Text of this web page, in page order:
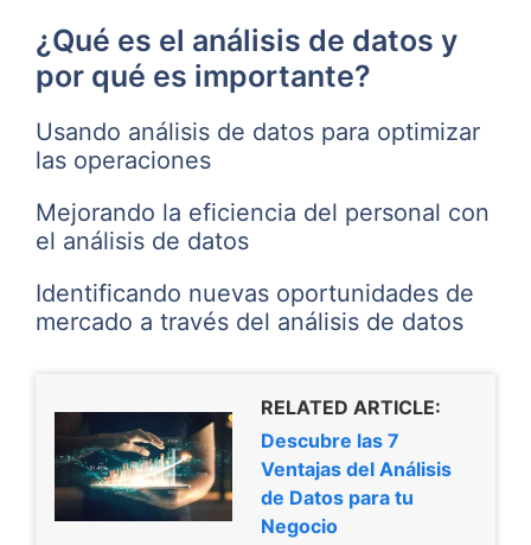
¿Qué es el análisis de datos y
por qué es importante?
Usando análisis de datos para optimizar
las operaciones
Mejorando la eficiencia del personal con
el análisis de datos
Identificando nuevas oportunidades de
mercado a través del análisis de datos
RELATED ARTICLE:
Descubre las 7
Ventajas del Análisis
de Datos para tu
Negocio